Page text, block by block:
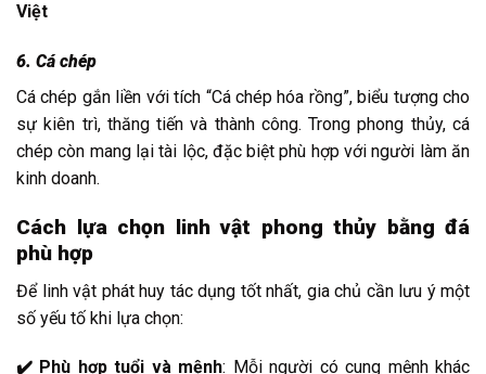
Việt
6. Cá chép
Cá chép gắn liền với tích “Cá chép hóa rồng”, biểu tượng cho
sự kiên trì, thăng tiến và thành công. Trong phong thủy, cá
chép còn mang lại tài lộc, đặc biệt phù hợp với người làm ăn
kinh doanh.
Cách lựa chọn linh vật phong thủy bằng đá
phù hợp
Để linh vật phát huy tác dụng tốt nhất, gia chủ cần lưu ý một
số yếu tố khi lựa chọn:
✔️ Phù hợp tuổi và mệnh: Mỗi người có cung mệnh khác